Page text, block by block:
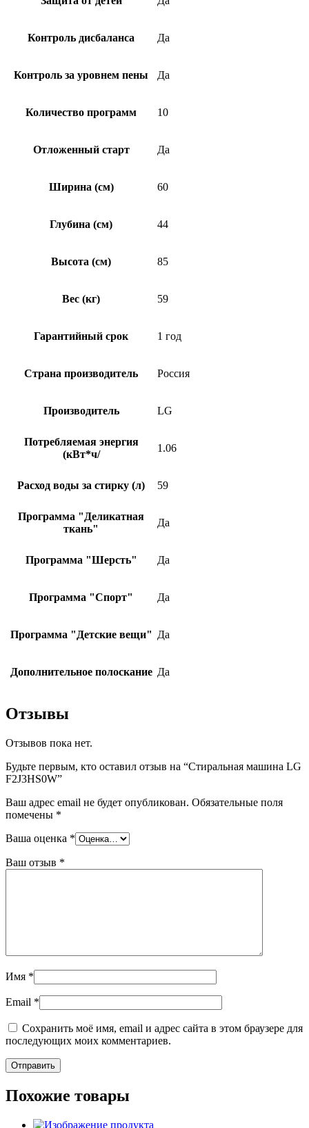
Контроль дисбаланса Да
Контроль за уровнем пены Да
Количество программ 10
Отложенный старт Да
Ширина (см) 60
Глубина (см) 44
Высота (см) 85
Вес (кг) 59
Гарантийный срок 1 год
Страна производитель Россия
Производитель LG
Потребляемая энергия
(кВт*ч/
1.06
Расход воды за стирку (л) 59
Программа "Деликатная
ткань"
Да
Программа "Шерсть" Да
Программа "Спорт" Да
Программа "Детские вещи" Да
Дополнительное полоскание Да
Отзывы
Отзывов пока нет.
Будьте первым, кто оставил отзыв на “Стиральная машина LG
F2J3HS0W”
Ваш адрес email не будет опубликован. Обязательные поля
помечены *
Ваша оценка *
Ваш отзыв *
Имя *
Email *
Сохранить моё имя, email и адрес сайта в этом браузере для
последующих моих комментариев.
Похожие товары